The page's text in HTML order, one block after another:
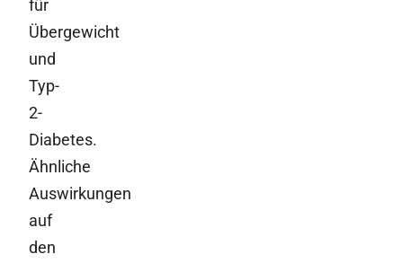
für
Übergewicht
und
Typ-
2-
Diabetes.
Ähnliche
Auswirkungen
auf
den